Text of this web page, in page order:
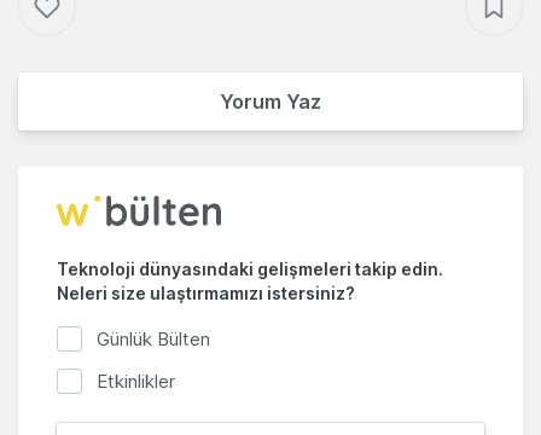
Yorum Yaz
Teknoloji dünyasındaki gelişmeleri takip edin.
Neleri size ulaştırmamızı istersiniz?
Günlük Bülten
Etkinlikler